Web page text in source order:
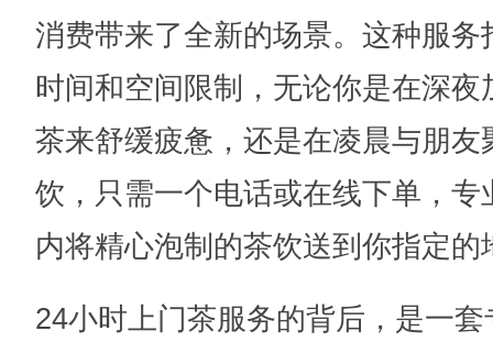
消费带来了全新的场景。这种服
时间和空间限制，无论你是在深
茶来舒缓疲惫，还是在凌晨与朋
饮，只需一个电话或在线下单，
内将精心泡制的茶饮送到你指定的
24小时上门茶服务的背后，是一